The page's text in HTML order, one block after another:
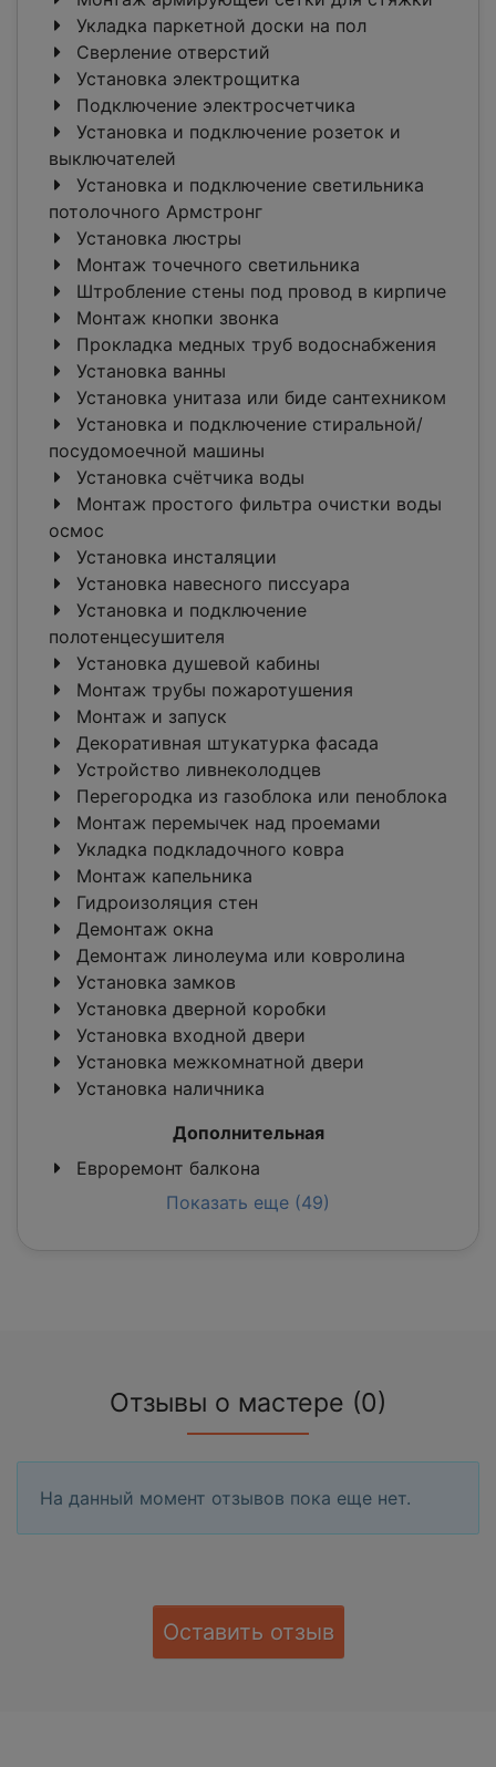
Укладка паркетной доски на пол
Сверление отверстий
Установка электрощитка
Подключение электросчетчика
Установка и подключение розеток и
выключателей
Установка и подключение светильника
потолочного Армстронг
Установка люстры
Монтаж точечного светильника
Штробление стены под провод в кирпиче
Монтаж кнопки звонка
Прокладка медных труб водоснабжения
Установка ванны
Установка унитаза или биде сантехником
Установка и подключение стиральной/
посудомоечной машины
Установка счётчика воды
Монтаж простого фильтра очистки воды
осмос
Установка инсталяции
Установка навесного писсуара
Установка и подключение
полотенцесушителя
Установка душевой кабины
Монтаж трубы пожаротушения
Монтаж и запуск
Декоративная штукатурка фасада
Устройство ливнеколодцев
Перегородка из газоблока или пеноблока
Монтаж перемычек над проемами
Укладка подкладочного ковра
Монтаж капельника
Гидроизоляция стен
Демонтаж окна
Демонтаж линолеума или ковролина
Установка замков
Установка дверной коробки
Установка входной двери
Установка межкомнатной двери
Установка наличника
Дополнительная
Евроремонт балкона
Показать еще (49)
Отзывы о мастере (0)
На данный момент отзывов пока еще нет.
Оставить отзыв